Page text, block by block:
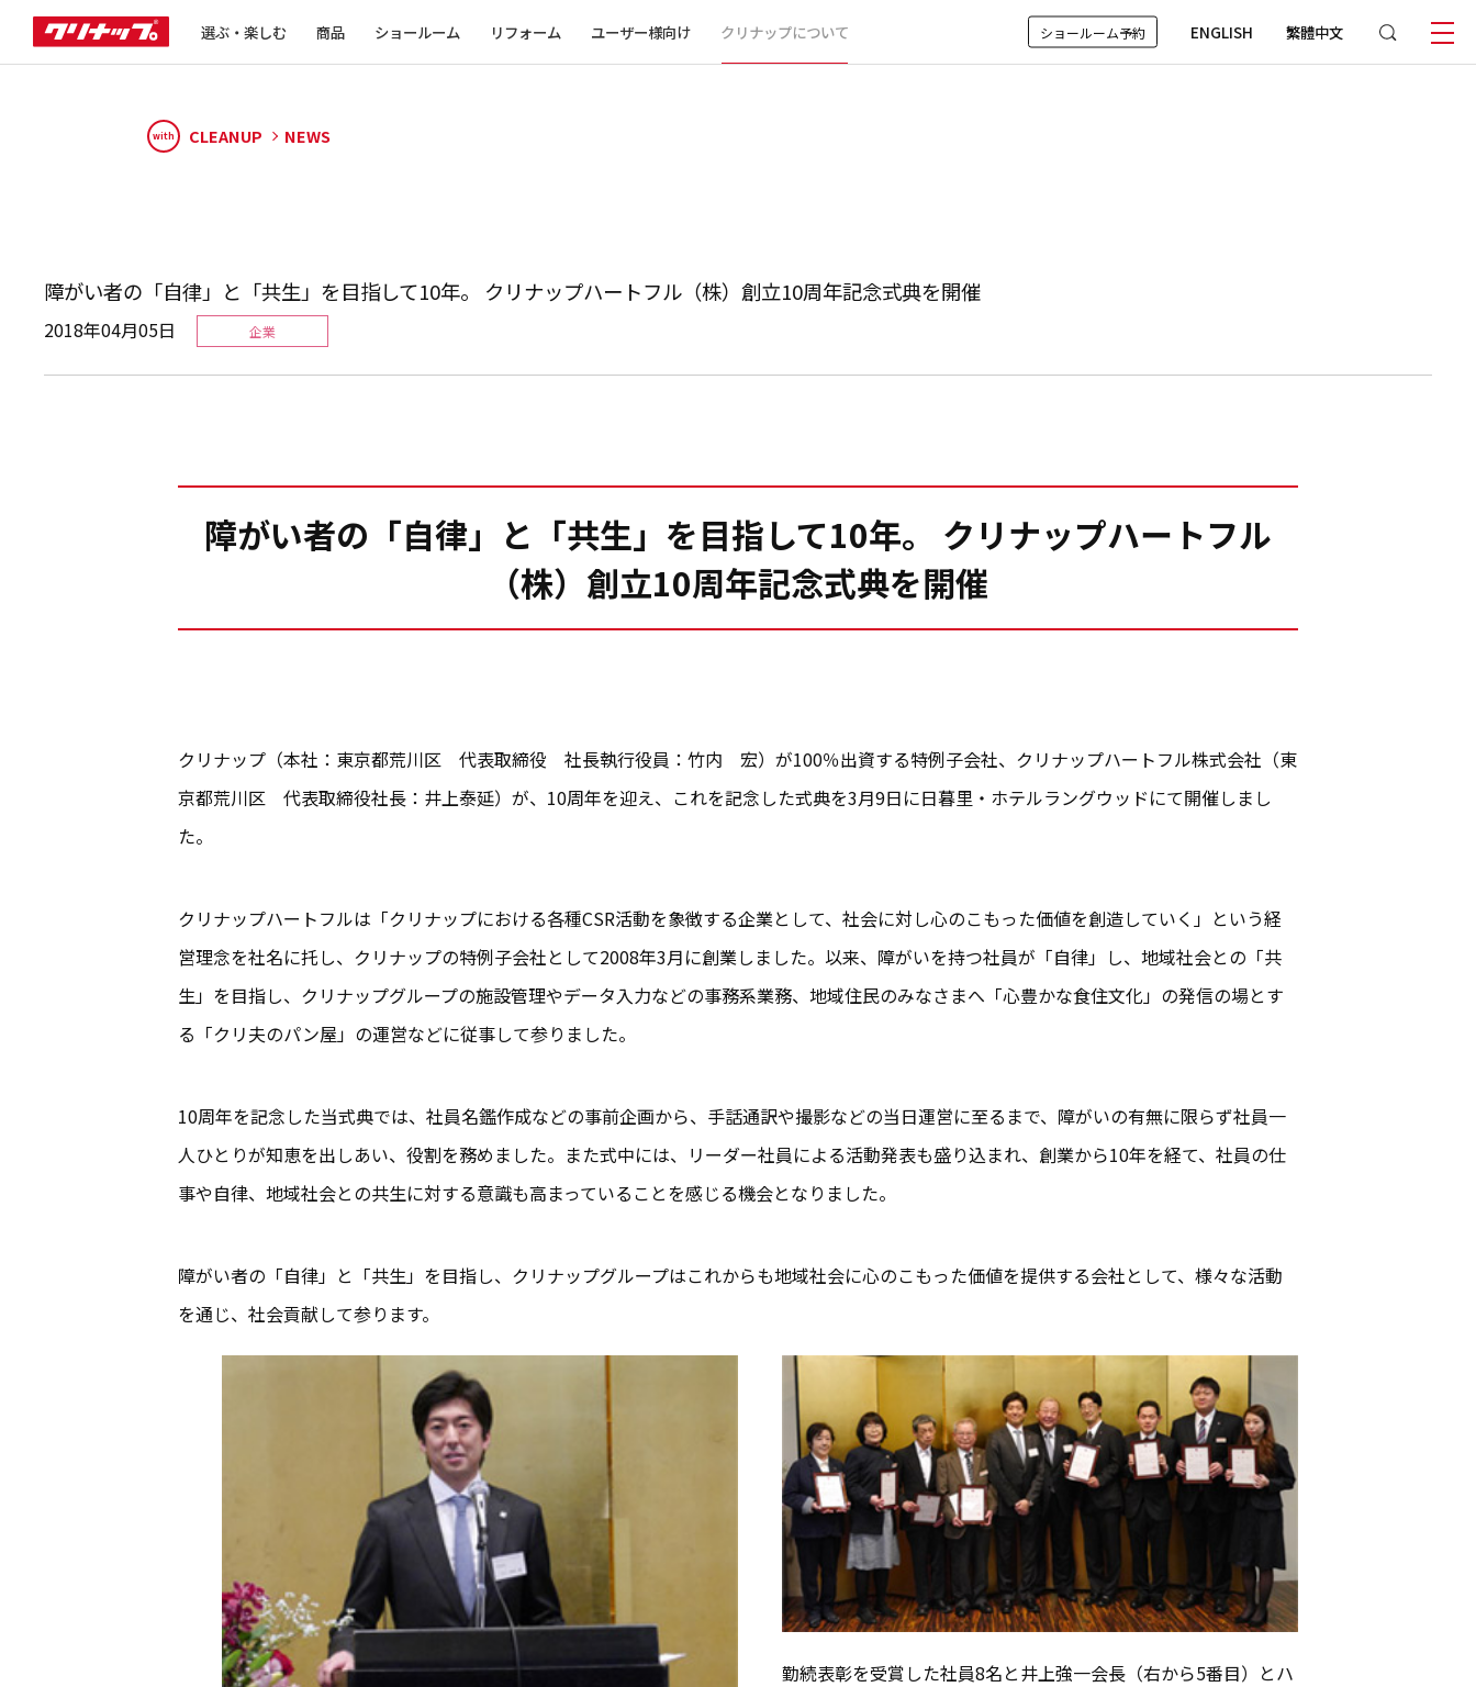
選ぶ・楽しむ 商品 ショールーム リフォーム ユーザー様向け クリナップについて ショールーム予約 ENGLISH 繁體中文
with CLEANUP NEWS
障がい者の「自律」と「共生」を目指して10年。 クリナップハートフル（株）創立10周年記念式典を開催
2018年04月05日 企業
障がい者の「自律」と「共生」を目指して10年。 クリナップハートフル
（株）創立10周年記念式典を開催
クリナップ（本社：東京都荒川区 代表取締役 社長執行役員：竹内 宏）が100％出資する特例子会社、クリナップハートフル株式会社（東
京都荒川区 代表取締役社長：井上泰延）が、10周年を迎え、これを記念した式典を3月9日に日暮里・ホテルラングウッドにて開催しまし
た。
クリナップハートフルは「クリナップにおける各種CSR活動を象徴する企業として、社会に対し心のこもった価値を創造していく」という経
営理念を社名に托し、クリナップの特例子会社として2008年3月に創業しました。以来、障がいを持つ社員が「自律」し、地域社会との「共
生」を目指し、クリナップグループの施設管理やデータ入力などの事務系業務、地域住民のみなさまへ「心豊かな食住文化」の発信の場とす
る「クリ夫のパン屋」の運営などに従事して参りました。
10周年を記念した当式典では、社員名鑑作成などの事前企画から、手話通訳や撮影などの当日運営に至るまで、障がいの有無に限らず社員一
人ひとりが知恵を出しあい、役割を務めました。また式中には、リーダー社員による活動発表も盛り込まれ、創業から10年を経て、社員の仕
事や自律、地域社会との共生に対する意識も高まっていることを感じる機会となりました。
障がい者の「自律」と「共生」を目指し、クリナップグループはこれからも地域社会に心のこもった価値を提供する会社として、様々な活動
を通じ、社会貢献して参ります。
勤続表彰を受賞した社員8名と井上強一会長（右から5番目）とハ